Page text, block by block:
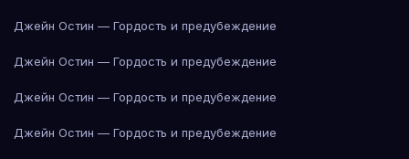
Джейн Остин — Гордость и предубеждение
Джейн Остин — Гордость и предубеждение
Джейн Остин — Гордость и предубеждение
Джейн Остин — Гордость и предубеждение